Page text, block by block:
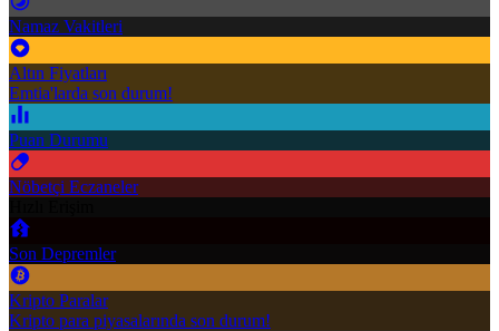
Namaz Vakitleri
Altın Fiyatları
Emtia'larda son durum!
Puan Durumu
Nöbetçi Eczaneler
Son Depremler
Kripto Paralar
Kripto para piyasalarında son durum!